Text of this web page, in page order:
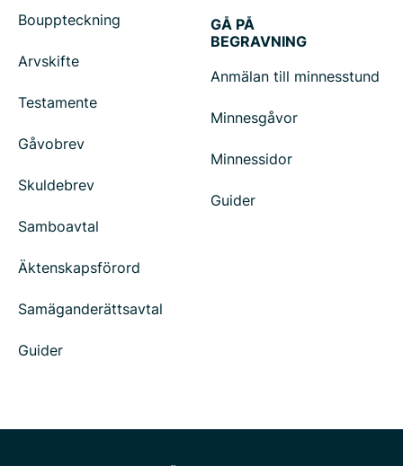
Bouppteckning
Arvskifte
Testamente
Gåvobrev
Skuldebrev
Samboavtal
Äktenskapsförord
Samäganderättsavtal
Guider
GÅ PÅ
BEGRAVNING
Anmälan till minnesstund
Minnesgåvor
Minnessidor
Guider